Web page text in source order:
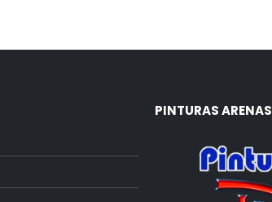
PINTURAS ARENAS